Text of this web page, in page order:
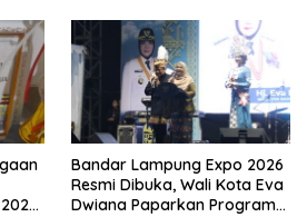
Bandar Lampung Expo 2026
Resmi Dibuka, Wali Kota Eva
Dwiana Paparkan Program